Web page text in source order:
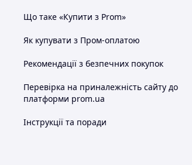
Що таке «Купити з Prom»
Як купувати з Пром-оплатою
Рекомендації з безпечних покупок
Перевірка на приналежність сайту до
платформи prom.ua
Інструкції та поради